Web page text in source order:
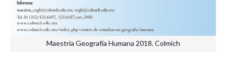
Maestría Geografía Humana 2018. Colmich